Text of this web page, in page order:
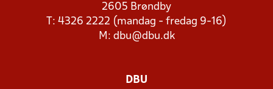
2605 Brøndby
T: 4326 2222 (mandag - fredag 9-16)
M: dbu@dbu.dk
DBU